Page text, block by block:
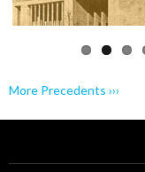
More Precedents ›››